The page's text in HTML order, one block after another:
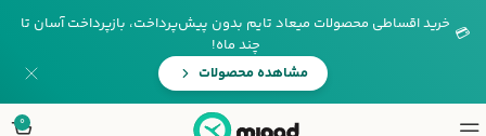
💳 خرید اقساطی محصولات میعاد تایم بدون پیش‌پرداخت، بازپرداخت آسان تا
چند ماه!
مشاهده محصولات
0